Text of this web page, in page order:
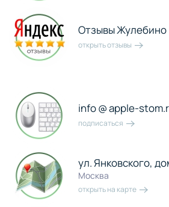
Отзывы Жулебино
открыть отзывы
info @ apple-
подписаться
ул. Янковского,
Москва
открыть на карте